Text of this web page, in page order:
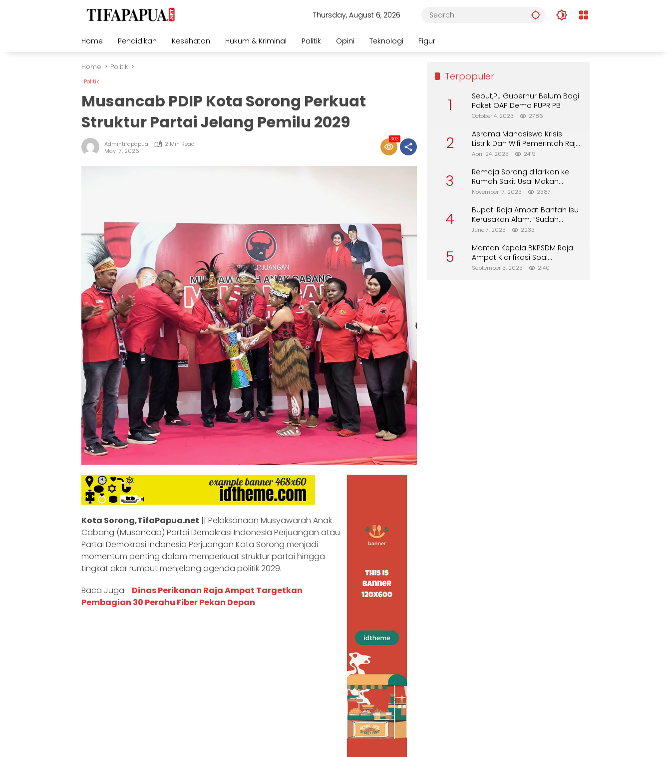
Thursday, August 6, 2026
Home Pendidikan Kesehatan Hukum & Kriminal Politik Opini Teknologi Figur
Home Politik
Politik
Musancab PDIP Kota Sorong Perkuat
Struktur Partai Jelang Pemilu 2029
Admintifapapua
2 Min Read
May 17, 2026
303
Kota Sorong,TifaPapua.net || Pelaksanaan Musyawarah Anak
Cabang (Musancab) Partai Demokrasi Indonesia Perjuangan atau
Partai Demokrasi Indonesia Perjuangan Kota Sorong menjadi
momentum penting dalam memperkuat struktur partai hingga
tingkat akar rumput menjelang agenda politik 2029.
Baca Juga : Dinas Perikanan Raja Ampat Targetkan
Pembagian 30 Perahu Fiber Pekan Depan
Terpopuler
1
Sebut,PJ Gubernur Belum Bagi
Paket OAP Demo PUPR PB
October 4, 2023 2786
2
Asrama Mahasiswa Krisis
Listrik Dan Wifi Pemerintah Raja
Ampat Alasan Tunggu DPA
April 24, 2025 2419
3
Remaja Sorong dilarikan ke
Rumah Sakit Usai Makan
Biskuit dari Alfamart
November 17, 2023 2387
4
Bupati Raja Ampat Bantah Isu
Kerusakan Alam: “Sudah
Direboisasi dan Tidak Merusak
June 7, 2025 2233
5
Mantan Kepala BKPSDM Raja
Ampat Klarifikasi Soal
Pergantian Jabatan
September 3, 2025 2140